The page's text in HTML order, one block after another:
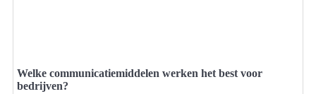
Welke communicatiemiddelen werken het best voor
bedrijven?